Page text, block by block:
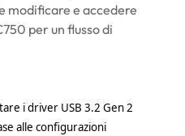
modificare e accedere
per un flusso di
i driver USB 3.2 Gen 2
alle configurazioni